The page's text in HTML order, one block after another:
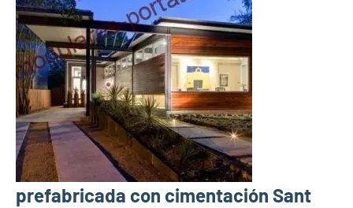
prefabricada con cimentación Sant